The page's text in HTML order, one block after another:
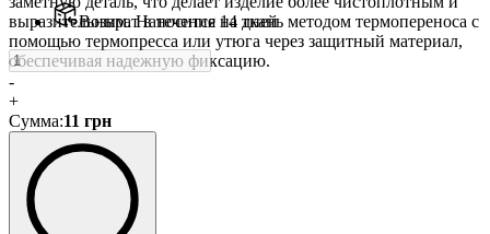
выразительным. Наносится на ткань методом термопереноса с
помощью термопресса или утюга через защитный материал,
обеспечивая надежную фиксацию.
Возврат в течение 14 дней
-
+
Сумма:11 грн